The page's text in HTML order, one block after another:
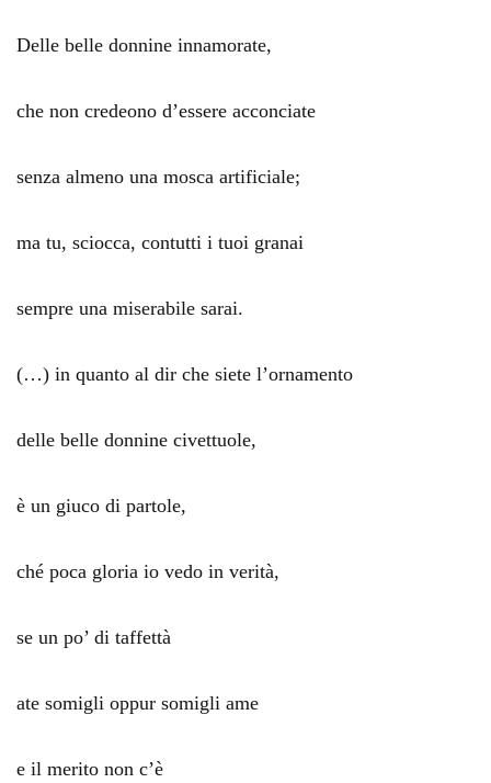
Delle belle donnine innamorate,
che non credeono d’essere acconciate
senza almeno una mosca artificiale;
ma tu, sciocca, contutti i tuoi granai
sempre una miserabile sarai.
(…) in quanto al dir che siete l’ornamento
delle belle donnine civettuole,
è un giuco di partole,
ché poca gloria io vedo in verità,
se un po’ di taffettà
ate somigli oppur somigli ame
e il merito non c’è